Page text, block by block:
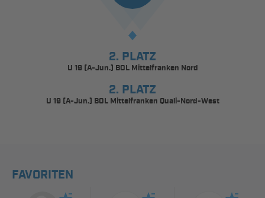
2. PLATZ
U 19 (A-Jun.) BOL Mittelfranken Nord
2. PLATZ
U 19 (A-Jun.) BOL Mittelfranken Quali-Nord-West
FAVORITEN